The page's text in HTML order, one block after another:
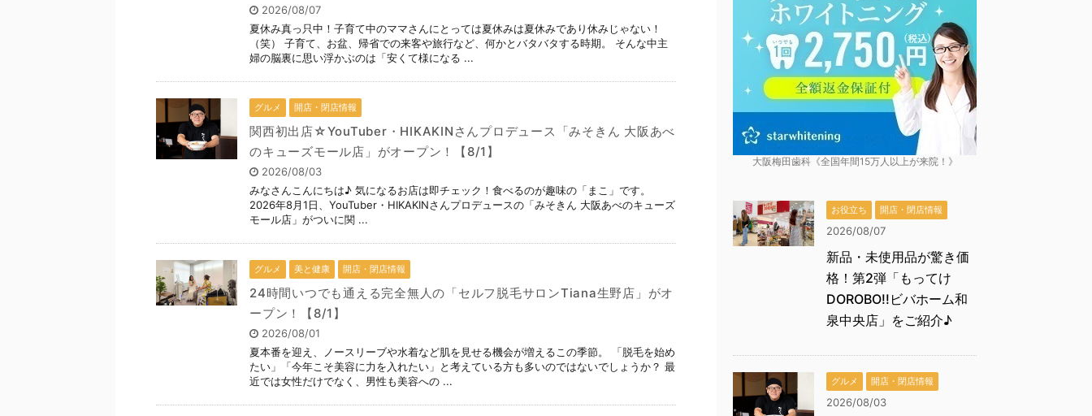
2026/08/07
夏休み真っ只中！子育て中のママさんにとっては夏休みは夏休みであり休みじゃない！
（笑） 子育て、お盆、帰省での来客や旅行など、何かとバタバタする時期。 そんな中主
婦の脳裏に思い浮かぶのは「安くて様になる ...
グルメ 開店・閉店情報
関西初出店☆YouTuber・HIKAKINさんプロデュース「みそきん 大阪あべ
のキューズモール店」がオープン！【8/1】
2026/08/03
みなさんこんにちは♪ 気になるお店は即チェック！食べるのが趣味の「まこ」です。
2026年8月1日、YouTuber・HIKAKINさんプロデュースの「みそきん 大阪あべのキューズ
モール店」がついに関 ...
グルメ 美と健康 開店・閉店情報
24時間いつでも通える完全無人の「セルフ脱毛サロンTiana生野店」がオ
ープン！【8/1】
2026/08/01
夏本番を迎え、ノースリーブや水着など肌を見せる機会が増えるこの季節。 「脱毛を始め
たい」「今年こそ美容に力を入れたい」と考えている方も多いのではないでしょうか？ 最
近では女性だけでなく、男性も美容への ...
大阪梅田歯科《全国年間15万人以上が来院！》
お役立ち 開店・閉店情報
2026/08/07
新品・未使用品が驚き価
格！第2弾「もってけ
DOROBO!!ビバホーム和
泉中央店」をご紹介♪
グルメ 開店・閉店情報
2026/08/03